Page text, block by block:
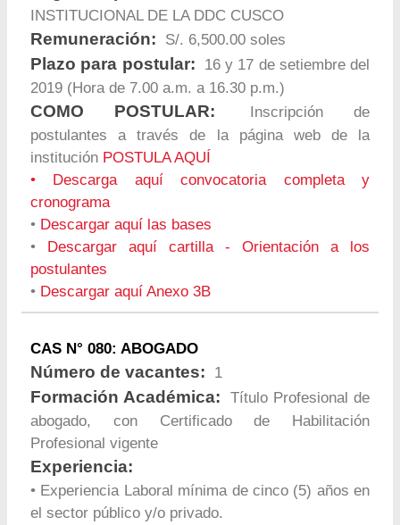
INSTITUCIONAL DE LA DDC CUSCO
Remuneración: S/. 6,500.00 soles
Plazo para postular:
16 y 17 de setiembre del
2019 (Hora de 7.00 a.m. a 16.30 p.m.)
COMO POSTULAR:
Inscripción de
postulantes a través de la página web de la
institución POSTULA AQUÍ
•
Descarga aquí convocatoria completa y
cronograma
• Descargar aquí las bases
•
Descargar aquí cartilla - Orientación a los
postulantes
• Descargar aquí Anexo 3B
CAS N° 080: ABOGADO
Número de vacantes: 1
Formación Académica:
Título Profesional de
abogado, con Certificado de Habilitación
Profesional vigente
Experiencia:
• Experiencia Laboral mínima de cinco (5) años en
el sector público y/o privado.